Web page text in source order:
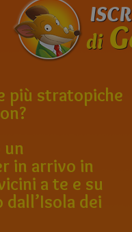
di
più stratopiche
un
in arrivo in
a te e su
dei